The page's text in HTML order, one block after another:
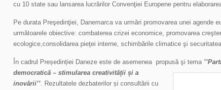
cu 10 state sau lansarea lucrărilor Convenţiei Europene pentru
Pe durata Preşedinţiei, Danemarca va urmări promovarea unei agende
următoarele obiective: combaterea crizei economice, promovarea
ecologice,consolidarea pieţei interne, schimbările climatice şi
În cadrul Președinției Daneze este de asemenea propusă şi tema
democratică – stimularea creativității și a
inovării’’. Rezultatele dezbaterilor și consultării cu